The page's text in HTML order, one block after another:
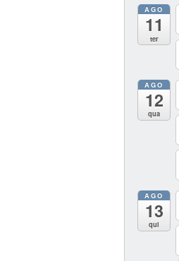
AGO
11
ter
AGO
12
qua
AGO
13
qui